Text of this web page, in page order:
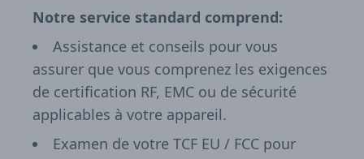
Notre service standard comprend:
Assistance et conseils pour vous
assurer que vous comprenez les exigences
de certification RF, EMC ou de sécurité
applicables à votre appareil.
Examen de votre TCF EU / FCC pour